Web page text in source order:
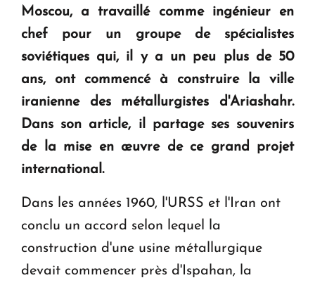
KASA : 30 ans d'audace, de résilience et d'avenir
en Arménie
Le premier hôtel Hyatt Regency d'Arménie
ouvrira ses portes à Dilijan
Moscou, a travaillé comme ingénieur en
chef pour un groupe de spécialistes
soviétiques qui, il y a un peu plus de 50
ans, ont commencé à construire la ville
iranienne des métallurgistes d'Ariashahr.
Dans son article, il partage ses souvenirs
de la mise en œuvre de ce grand projet
international.
Dans les années 1960, l'URSS et l'Iran ont
conclu un accord selon lequel la
construction d'une usine métallurgique
devait commencer près d'Ispahan, la